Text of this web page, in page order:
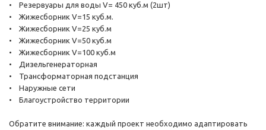
• Резервуары для воды V= 450 куб.м (2шт)
• Жижесборник V=15 куб.м.
• Жижесборник V=25 куб.м
• Жижесборник V=50 куб.м
• Жижесборник V=100 куб.м
• Дизельгенераторная
• Трансформаторная подстанция
• Наружные сети
• Благоустройство территории
Обратите внимание: каждый проект необходимо адаптировать